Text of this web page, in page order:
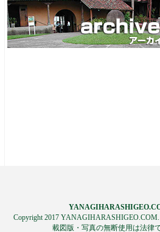
Copyright 2017
載図版・写真の無断使用は法律